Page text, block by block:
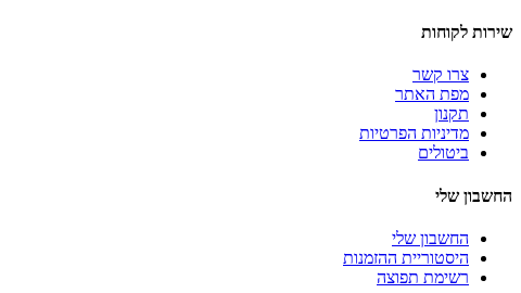
שירות לקוחות
צרו קשר
מפת האתר
תקנון
מדיניות הפרטיות
ביטולים
החשבון שלי
החשבון שלי
היסטוריית ההזמנות
רשימת תפוצה